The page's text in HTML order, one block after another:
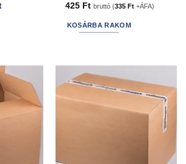
Current
425 Ft bruttó (335Ft +ÁFA)
KOSÁRBA RAKOM